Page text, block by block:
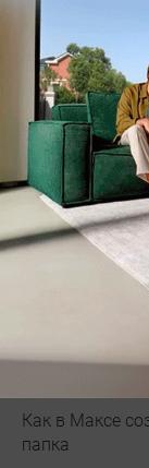
Подпишись на
Как в Максе
папка